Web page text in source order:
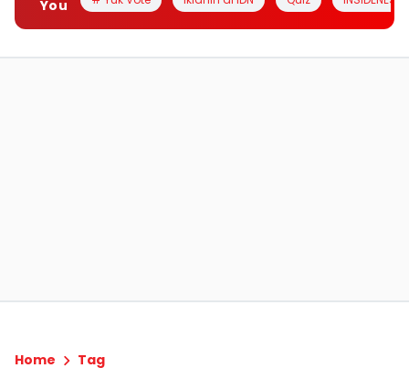
You
Home Tag